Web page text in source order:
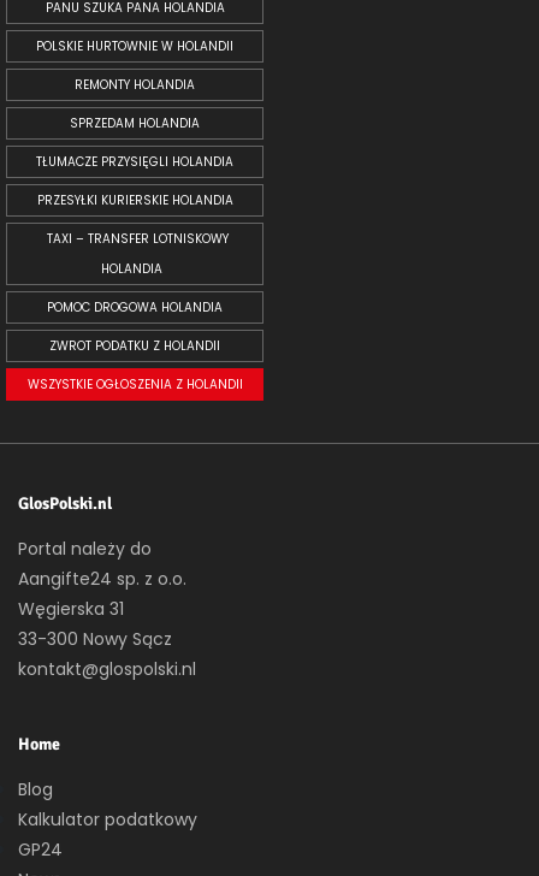
PANU SZUKA PANA HOLANDIA
POLSKIE HURTOWNIE W HOLANDII
REMONTY HOLANDIA
SPRZEDAM HOLANDIA
TŁUMACZE PRZYSIĘGLI HOLANDIA
PRZESYŁKI KURIERSKIE HOLANDIA
TAXI – TRANSFER LOTNISKOWY
HOLANDIA
POMOC DROGOWA HOLANDIA
ZWROT PODATKU Z HOLANDII
WSZYSTKIE OGŁOSZENIA Z HOLANDII
GlosPolski.nl
Portal należy do
Aangifte24 sp. z o.o.
Węgierska 31
33-300 Nowy Sącz
kontakt@glospolski.nl
Home
Blog
Kalkulator podatkowy
GP24